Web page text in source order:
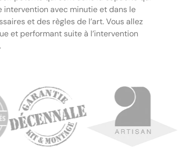
avec minutie et dans le
et des règles de l’art. Vous allez
et performant suite à l’intervention